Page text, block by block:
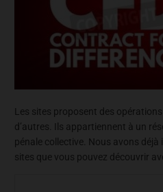
Les sites proposent des
d’autres. Ils appartiennent à un
pénale collective. Nous avons
sites que vous pouvez découvrir